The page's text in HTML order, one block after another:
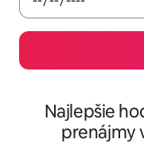
Najlepšie
prenájmy